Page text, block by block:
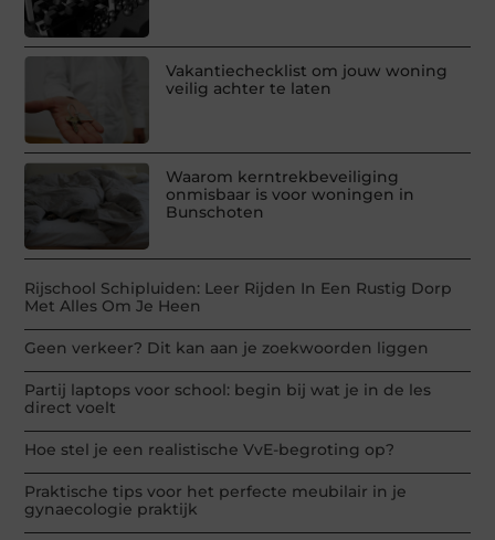
Vakantiechecklist om jouw woning
veilig achter te laten
Waarom kerntrekbeveiliging
onmisbaar is voor woningen in
Bunschoten
Rijschool Schipluiden: Leer Rijden In Een Rustig Dorp
Met Alles Om Je Heen
Geen verkeer? Dit kan aan je zoekwoorden liggen
Partij laptops voor school: begin bij wat je in de les
direct voelt
Hoe stel je een realistische VvE-begroting op?
Praktische tips voor het perfecte meubilair in je
gynaecologie praktijk